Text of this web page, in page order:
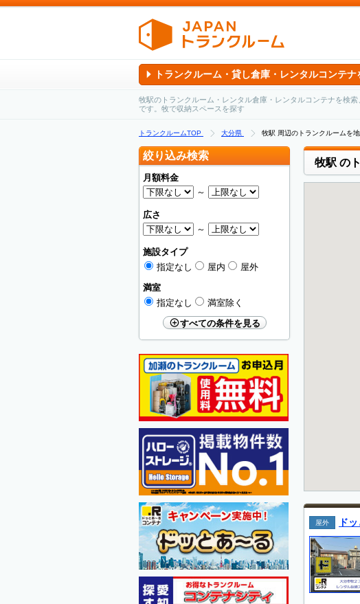
トランクルーム・貸し倉庫・レンタルコンテナ
牧駅のトランクルーム・レンタル倉庫・レンタルコンテナを検
です。牧で収納スペースを探す
トランクルームTOP 大分県 牧駅 周辺のトランクルームを
牧駅 の
屋外 ド
絞り込み検索
月額料金
～
広さ
～
施設タイプ
指定なし
屋内
屋外
満室
指定なし
満室除く
すべての条件を見る